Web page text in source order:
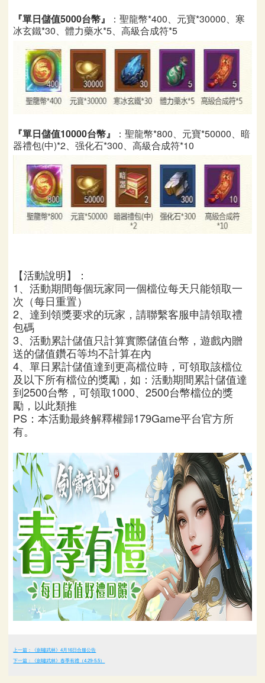
『單日儲值5000台幣』
：聖龍幣*400、元寶*30000、寒
冰玄鐵*30、體力藥水*5、高級合成符*5
『單日儲值10000台幣』
：聖龍幣*800、元寶*50000、暗
器禮包(中)*2、强化石*300、高級合成符*10
【活動說明】：
1、活動期間每個玩家同一個檔位每天只能領取一
次（每日重置）
2、達到領獎要求的玩家，請聯繫客服申請領取禮
包碼
3、活動累計儲值只計算實際儲值台幣，遊戲內贈
送的儲值鑽石等均不計算在內
4、單日累計儲值達到更高檔位時，可領取該檔位
及以下所有檔位的獎勵，如：活動期間累計儲值達
到2500台幣，可領取1000、2500台幣檔位的獎
勵，以此類推
PS：本活動最終解釋權歸179Game平台官方所
有。
上一篇：《劍嘯武林》4月16日合服公告
下一篇：《劍嘯武林》春季有禮（4.29-5.5）